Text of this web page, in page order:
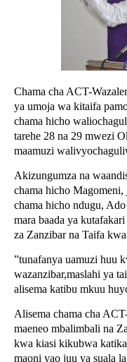
Chama cha ACT-
ya umoja wa kitaifa
chama hicho
tarehe 28 na 29 mwezi
maamuzi
Akizungumza na
chama hicho
chama hicho ndugu,
mara baada ya
za Zanzibar na Taifa
”tunafanya uamuzi huu
wazanzibar,maslahi ya
alisema katibu mkuu
Alisema chama cha
maeneo mbalimbali na
kwa kiasi kikubwa
maoni yao juu ya suala